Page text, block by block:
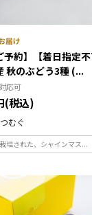
予約】【着日指定不
秋のぶどう3種 (...
応可
(税込)
つむぐ
培された、シャインマス...